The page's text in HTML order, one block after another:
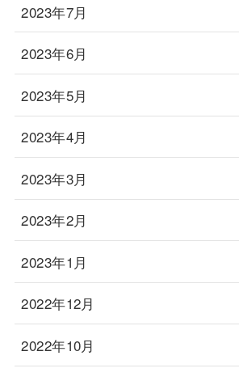
2023年7月
2023年6月
2023年5月
2023年4月
2023年3月
2023年2月
2023年1月
2022年12月
2022年10月